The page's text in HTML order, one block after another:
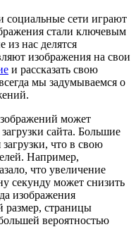
социальные сети играют
стали ключевым
из нас делятся
изображения на свои
и рассказать свою
мы задумываемся о
может
сайта. Большие
что в свою
Например,
что увеличение
секунду может снизить
изображения
страницы
вероятностью